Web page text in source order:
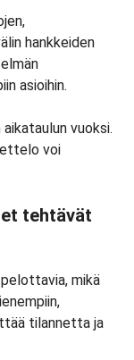
hankkeiden
asioihin.
vuoksi.
voi
tehtävät
mikä
tilannetta ja